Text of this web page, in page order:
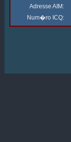
Adresse AIM:
Num�ro ICQ: